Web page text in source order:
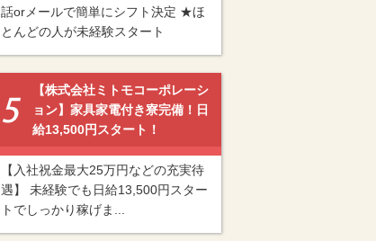
話orメールで簡単にシフト決定 ★ほ
とんどの人が未経験スタート
【株式会社ミトモコーポレーシ
ョン】家具家電付き寮完備！日
給13,500円スタート！
【入社祝金最大25万円などの充実待
遇】 未経験でも日給13,500円スター
トでしっかり稼げま...